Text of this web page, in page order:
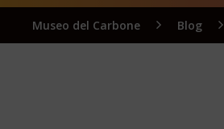
Museo del Carbone Blog